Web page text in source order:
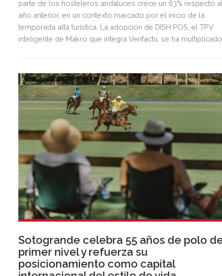
parte de los hosteleros andaluces crece un 63% respecto
año anterior, en un contexto marcado por el inicio de la
temporada alta turística. La adopción de DISH POS, el TPV
inteligente de Makro que integra Verifactu, se ha
Sotogrande celebra 55 años de polo
primer nivel y refuerza su
posicionamiento como capital